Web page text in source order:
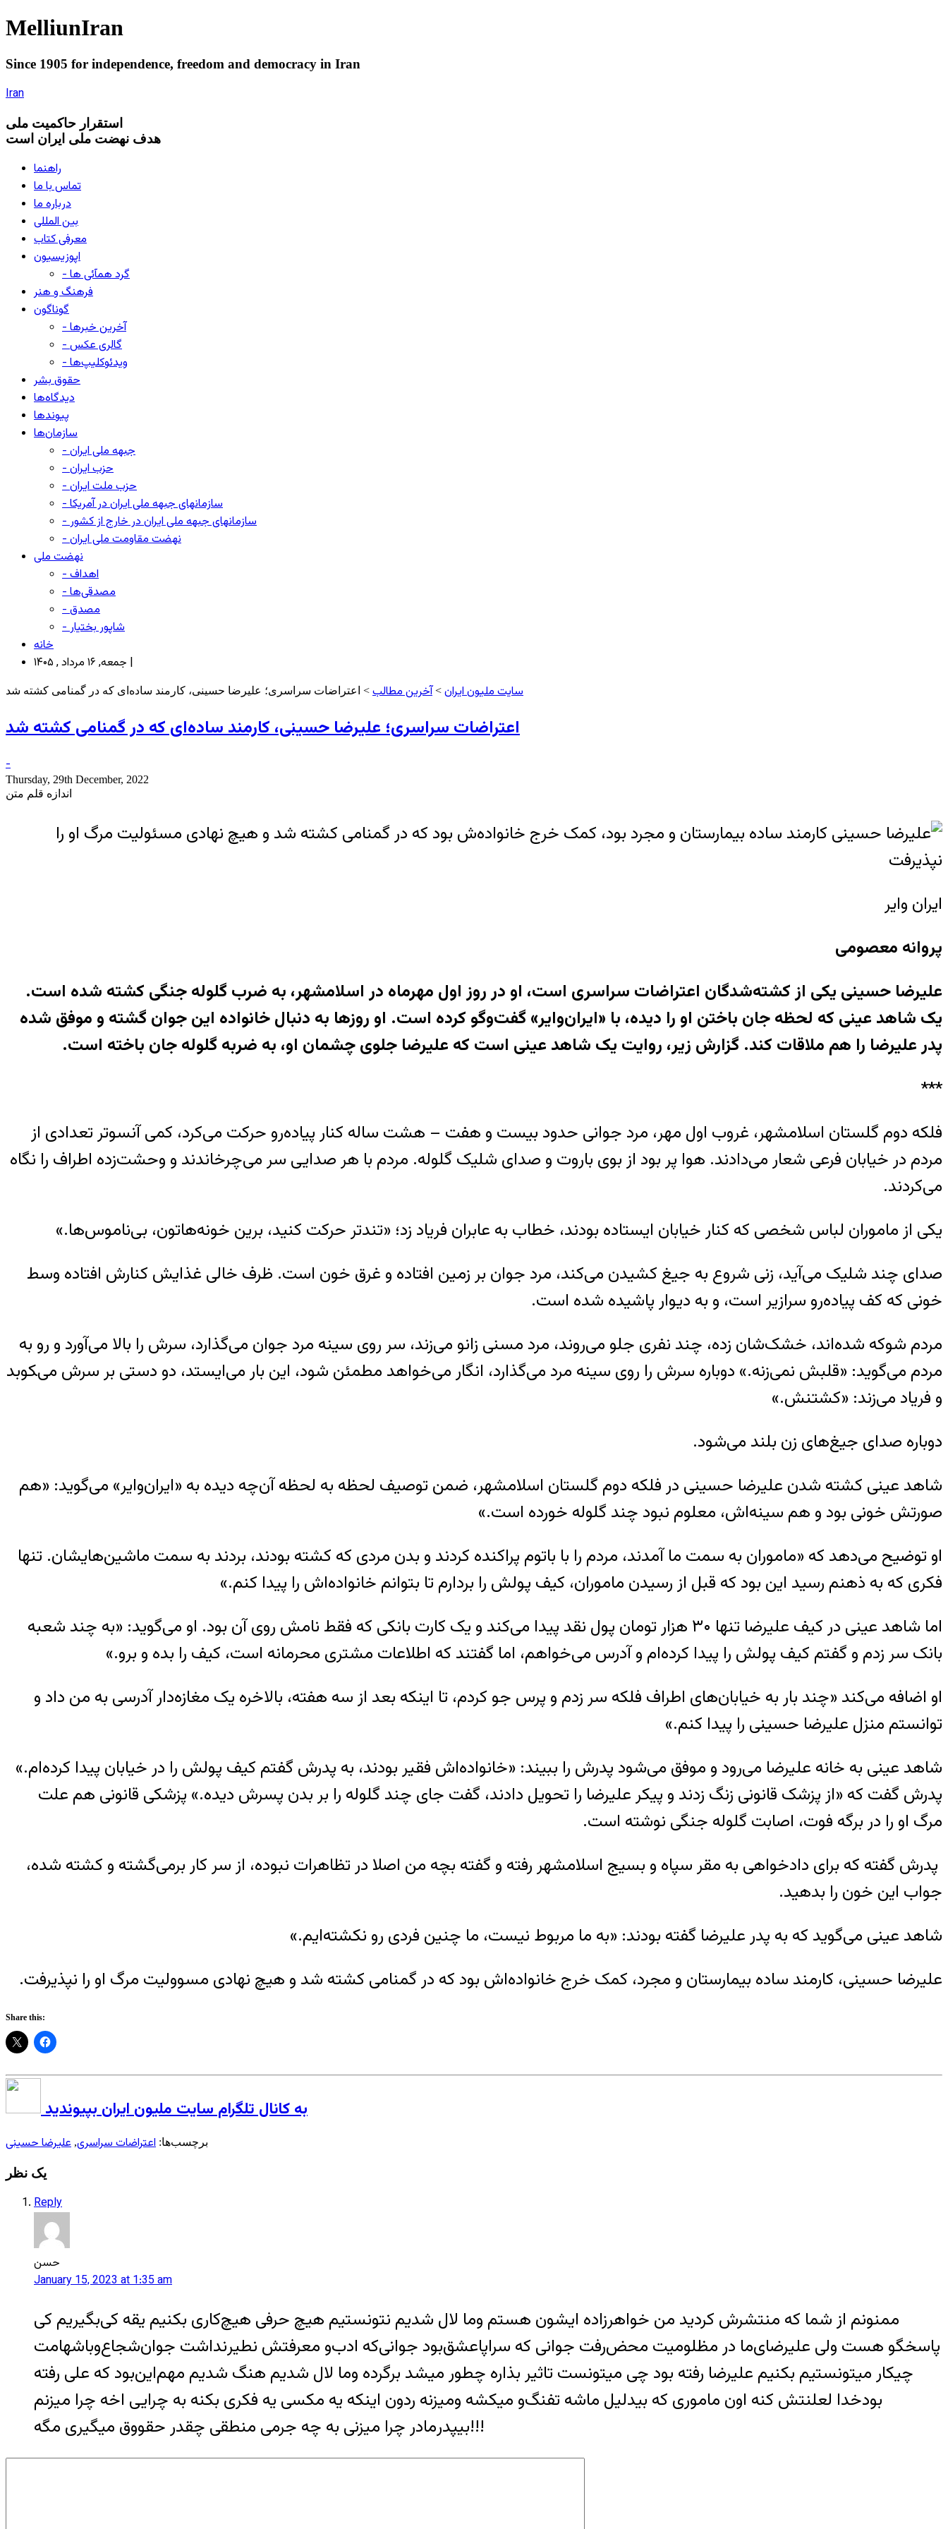
MelliunIran
Since 1905 for independence, freedom and democracy in Iran
Iran
استقرار حاکميت ملی
هدف نهضت ملی ایران است
راهنما
تماس با ما
درباره ما
بین المللی
معرفی کتاب
اپوزیسیون
- گرد همآئی ها
فرهنگ و هنر
گوناگون
- آخرین خبرها
- گالری عکس
- ویدئوکلیپ‌ها
حقوق بشر
دیدگاه‌ها
پیوندها
سازمان‌ها
- جبهه ملی ایران
- حزب ایران
- حزب ملت ایران
- سازمانهای جبهه ملی ایران در آمریکا
- سازمانهای جبهه ملی ایران در خارج از کشور
- نهضت مقاومت ملی ایران
نهضت ملی
- اهداف
- مصدقی‌ها
- مصدق
- شاپور بختیار
خانه
جمعه, ۱۶ مرداد , ۱۴۰۵ |
سایت ملیون ایران >آخرین مطالب > اعتراضات سراسری؛ علیرضا حسینی، کارمند ساده‌ای که در گمنامی کشته شد
اعتراضات سراسری؛ علیرضا حسینی، کارمند ساده‌ای که در گمنامی کشته شد
-
Thursday, 29th December, 2022
اندازه قلم متن
ایران وایر
پروانه معصومی
علیرضا حسینی یکی از کشته‌‌‌شدگان اعتراضات سراسری است، او در روز اول مهرماه در اسلامشهر، به ضرب گلوله جنگی کشته شده است.
یک شاهد عینی که لحظه جان باختن او را دیده، با «ایران‌وایر» گفت‌وگو کرده است. او روزها به دنبال خانواده این جوان گشته و موفق شده
پدر علیرضا را هم ملاقات کند. گزارش زیر، روایت یک شاهد عینی است که علیرضا جلوی چشمان او، به ضربه گلوله جان باخته است.
***
فلکه دوم گلستان اسلامشهر، غروب اول مهر، مرد جوانی حدود بیست و هفت – هشت ساله کنار پیاده‌رو حرکت می‌کرد، کمی آنسوتر تعدادی از
مردم در خیابان فرعی شعار می‌دادند. هوا پر بود از بوی باروت و صدای شلیک گلوله. مردم با هر صدایی سر می‌چرخاندند و وحشت‌زده اطراف را نگاه
می‌کردند.
یکی از ماموران لباس شخصی که کنار خیابان ایستاده بودند، خطاب به عابران فریاد زد؛ «تندتر حرکت کنید، برین خونه‌هاتون، بی‌ناموس‌ها.»
صدای چند شلیک می‌آید، زنی شروع به جیغ کشیدن می‌کند، مرد جوان بر زمین افتاده و غرق خون است. ظرف خالی غذایش کنارش افتاده وسط
خونی که کف پیاده‌رو سرازیر است، و به دیوار پاشیده شده است.
مردم شوکه شده‌اند، خشک‌شان زده، چند نفری جلو می‌روند، مرد مسنی زانو می‌زند، سر روی سینه مرد جوان می‌گذارد، سرش را بالا می‌آورد و رو به
مردم می‌گوید: «قلبش نمی‌زنه.» دوباره سرش را روی سینه مرد می‌گذارد، انگار می‌خواهد مطمئن شود، این بار می‌ایستد، دو دستی بر سرش می‌‍کوبد
و فریاد می‌زند: «کشتنش.»
دوباره صدای جیغ‌های زن بلند می‌شود.
شاهد عینی کشته‌ شدن علیرضا حسینی در فلکه دوم گلستان اسلامشهر، ضمن توصیف لحظه به لحظه آن‌چه دیده به «ایران‌وایر» می‌گوید: «هم
صورتش خونی بود و هم سینه‌اش، معلوم نبود چند گلوله خورده است.»
او توضیح می‌دهد که «ماموران به سمت ما آمدند، مردم را با باتوم پراکنده کردند و بدن مردی که کشته بودند، بردند به سمت ماشین‌هایشان. تنها
فکری که به ذهنم رسید این بود که قبل از رسیدن ماموران، کیف پولش را بردارم تا بتوانم خانواده‌اش را پیدا کنم.»
اما شاهد عینی در کیف علیرضا تنها ۳۰ هزار تومان پول نقد پیدا می‌کند و یک کارت بانکی که فقط نامش روی آن بود. او می‌گوید: «به چند شعبه
بانک سر زدم و گفتم کیف پولش را پیدا کرده‌ام و آدرس می‌خواهم، اما گفتند که اطلاعات مشتری محرمانه است، کیف را بده و برو.»
او اضافه می‌کند «چند بار به خیابان‌های اطراف فلکه سر زدم و پرس جو کردم، تا اینکه بعد از سه هفته، بالاخره یک مغازه‌دار آدرسی به من داد و
توانستم منزل علیرضا حسینی را پیدا کنم.»
شاهد عینی به خانه علیرضا می‌رود و موفق می‌شود پدرش را ببیند: «خانواده‌اش فقیر بودند، به پدرش گفتم کیف پولش را در خیابان پیدا کرده‌ام.»
پدرش گفت که «از پزشک قانونی زنگ زدند و پیکر علیرضا را تحویل دادند، گفت جای چند گلوله را بر بدن پسرش دیده.» پزشکی قانونی هم علت
مرگ او را در برگه فوت، اصابت گلوله جنگی نوشته است.
پدرش گفته که برای دادخواهی به مقر سپاه و بسیج اسلامشهر رفته و گفته بچه من اصلا در تظاهرات نبوده، از سر کار برمی‌گشته و کشته شده،
جواب این خون را بدهید.
شاهد عینی می‌گوید که به پدر علیرضا گفته بودند: «به ما مربوط نیست، ما چنین فردی رو نکشته‌ایم.»
علیرضا حسینی، کارمند ساده بیمارستان و مجرد، کمک خرج خانواده‌‌اش بود که در گمنامی کشته شد و هیچ نهادی مسوولیت مرگ او را نپذیرفت.
Share this:
به کانال تلگرام سایت ملیون ایران بپیوندید
برچسب‌ها: اعتراضات سراسری, علیرضا حسینی
یک نظر
Reply
حسن
January 15, 2023 at 1:35 am
ممنونم از شما که منتشرش کردید من خواهرزاده ایشون هستم وما لال شدیم نتونستیم هیچ حرفی هیچ‌کاری بکنیم یقه کی‌بگیریم کی
پاسخگو هست ولی علیرضای‌ما در مظلومیت محض‌رفت جوانی که سراپا‌عشق‌بود جوانی‌که اد‌ب‌و معرفتش نطیر‌نداشت جوان‌شجاع‌وبا‌شهامت
چیکار میتونستیم بکنیم علیرضا رفته بود چی میتونست تاثیر بذاره چطور میشد برگرده وما لال شدیم هنگ شدیم مهم‌این‌بود که علی رفته
بودخدا لعلنتش کنه اون ماموری که بیدلیل ماشه تفنگ‌و میکشه ومیزنه ردون اینکه یه مکسی یه فکری بکنه به چرایی اخه چرا میزنم
بیپدر‌مادر چرا میزنی به چه جرمی منطقی چقدر حقووق میگیری مگه!!!